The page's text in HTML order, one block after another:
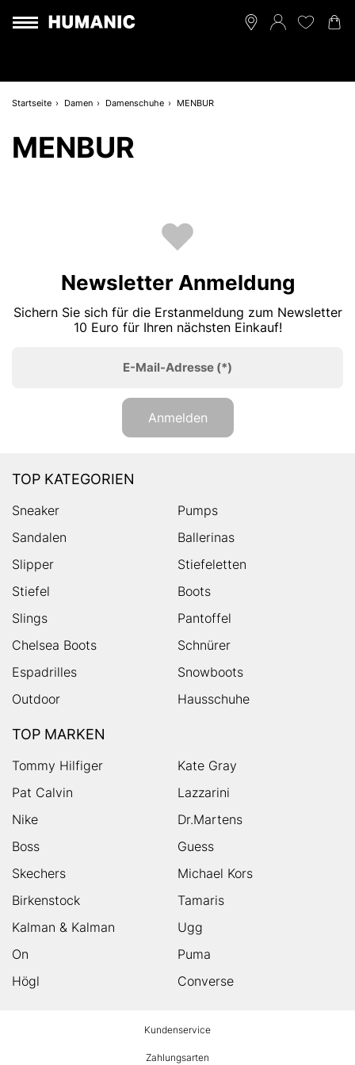
Startseite Damen Damenschuhe MENBUR
MENBUR
Newsletter Anmeldung
Sichern Sie sich für die Erstanmeldung zum Newsletter
10 Euro für Ihren nächsten Einkauf!
E-Mail-Adresse (*)
Anmelden
TOP KATEGORIEN
Sneaker
Pumps
Sandalen
Ballerinas
Slipper
Stiefeletten
Stiefel
Boots
Slings
Pantoffel
Chelsea Boots
Schnürer
Espadrilles
Snowboots
Outdoor
Hausschuhe
TOP MARKEN
Tommy Hilfiger
Kate Gray
Pat Calvin
Lazzarini
Nike
Dr.Martens
Boss
Guess
Skechers
Michael Kors
Birkenstock
Tamaris
Kalman & Kalman
Ugg
On
Puma
Högl
Converse
Kundenservice
Zahlungsarten